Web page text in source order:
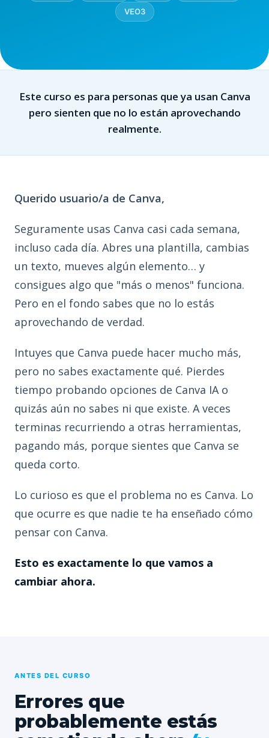
VEO3
Este curso es para personas que ya usan Canva
pero sienten que no lo están aprovechando
realmente.
Querido usuario/a de Canva,
Seguramente usas Canva casi cada semana,
incluso cada día. Abres una plantilla, cambias
un texto, mueves algún elemento… y
consigues algo que "más o menos" funciona.
Pero en el fondo sabes que no lo estás
aprovechando de verdad.
Intuyes que Canva puede hacer mucho más,
pero no sabes exactamente qué. Pierdes
tiempo probando opciones de Canva IA o
quizás aún no sabes ni que existe. A veces
terminas recurriendo a otras herramientas,
pagando más, porque sientes que Canva se
queda corto.
Lo curioso es que el problema no es Canva. Lo
que ocurre es que nadie te ha enseñado cómo
pensar con Canva.
Esto es exactamente lo que vamos a
cambiar ahora.
ANTES DEL CURSO
Errores que
probablemente estás